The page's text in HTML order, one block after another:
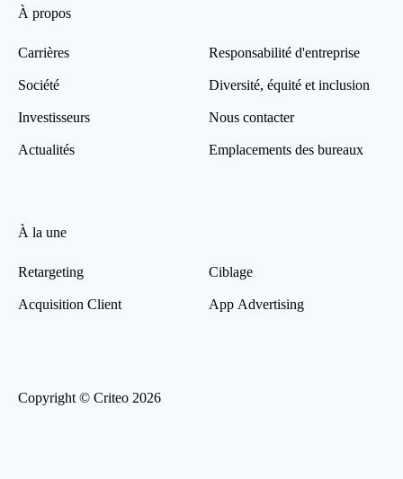
À propos
Carrières
Société
Investisseurs
Actualités
Responsabilité d'entreprise
Diversité, équité et inclusion
Nous contacter
Emplacements des bureaux
À la une
Retargeting
Acquisition Client
Ciblage
App Advertising
Copyright © Criteo 2026